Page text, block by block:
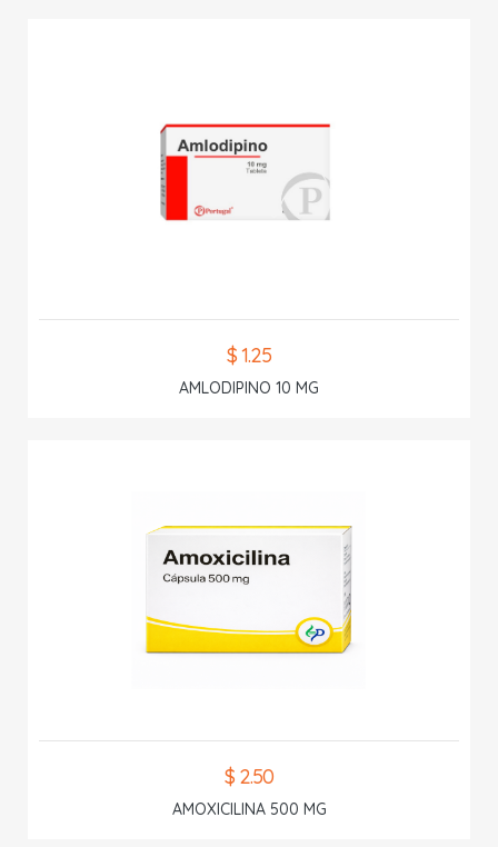
$ 1.25
AMLODIPINO 10 MG
$ 2.50
AMOXICILINA 500 MG